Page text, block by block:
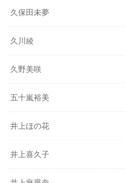
久保田未夢
久川綾
久野美咲
五十嵐裕美
井上ほの花
井上喜久子